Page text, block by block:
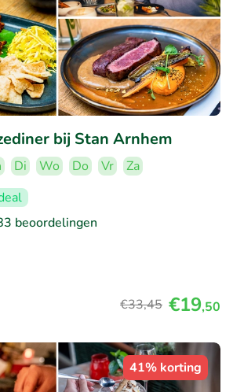
bij Stan Arnhem
Di Wo Do Vr
Za
beoordelingen
€33,45 €19,50
41% korting